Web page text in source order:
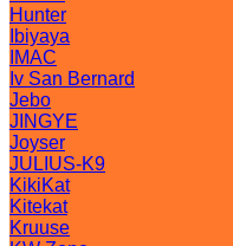
Hunter
Ibiyaya
IMAC
Iv San Bernard
Jebo
JINGYE
Joyser
JULIUS-K9
KikiKat
Kitekat
Kruuse